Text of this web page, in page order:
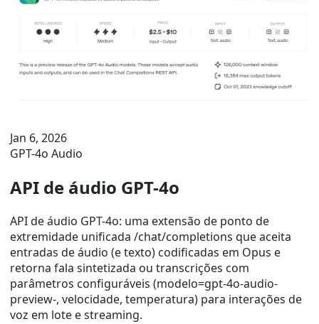
Jan 6, 2026
GPT-4o Audio
API de áudio GPT-4o
API de áudio GPT-4o: uma extensão de ponto de
extremidade unificada /chat/completions que aceita
entradas de áudio (e texto) codificadas em Opus e
retorna fala sintetizada ou transcrições com
parâmetros configuráveis ​​(modelo=gpt-4o-audio-
preview-, velocidade, temperatura) para interações de
voz em lote e streaming.